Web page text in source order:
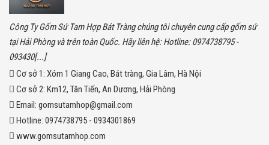
Công Ty Gốm Sứ Tam Hợp Bát Tràng chúng tôi chuyên cung cấp gốm sứ
tại Hải Phòng và trên toàn Quốc. Hãy liên hệ: Hotline: 0974738795 -
093430[...]
Cơ sở 1: Xóm 1 Giang Cao, Bát tràng, Gia Lâm, Hà Nội
Cơ sở 2: Km12, Tân Tiến, An Dương, Hải Phòng
Email: gomsutamhop@gmail.com
Hotline: 0974738795 - 0934301869
www.gomsutamhop.com